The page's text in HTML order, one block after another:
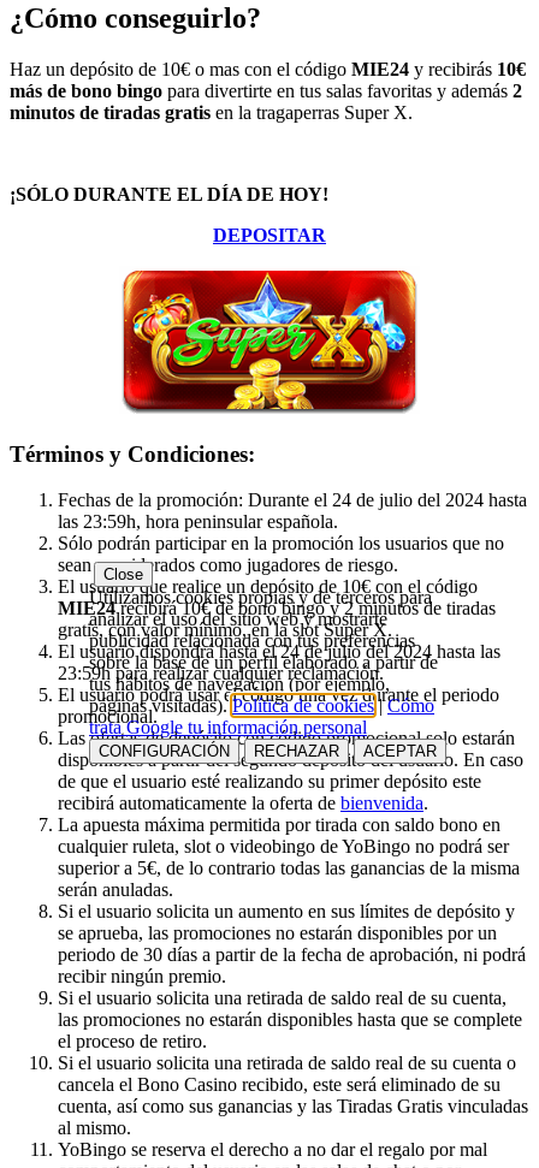
¿Cómo conseguirlo?
Haz un depósito de 10€ o mas con el código MIE24 y recibirás 10€
más de bono bingo para divertirte en tus salas favoritas y además 2
minutos de tiradas gratis en la tragaperras Super X.
¡SÓLO DURANTE EL DÍA DE HOY!
DEPOSITAR
Términos y Condiciones:
Fechas de la promoción: Durante el 24 de julio del 2024 hasta
las 23:59h, hora peninsular española.
Sólo podrán participar en la promoción los usuarios que no
sean considerados como jugadores de riesgo.
El usuario que realice un depósito de 10€ con el código
MIE24recibirá 10€ de bono bingo y 2 minutos de tiradas
gratis, con valor mínimo, en la slot Super X.
El usuario dispondrá hasta el 24 de julio del 2024 hasta las
23:59h para realizar cualquier reclamación.
El usuario podrá usar el código una vez durante el periodo
promocional.
Las ofertas de depósito con código promocional solo estarán
disponibles a partir del segundo depósito del usuario. En caso
de que el usuario esté realizando su primer depósito este
recibirá automaticamente la oferta de bienvenida.
La apuesta máxima permitida por tirada con saldo bono en
cualquier ruleta, slot o videobingo de YoBingo no podrá ser
superior a 5€, de lo contrario todas las ganancias de la misma
serán anuladas.
Si el usuario solicita un aumento en sus límites de depósito y
se aprueba, las promociones no estarán disponibles por un
periodo de 30 días a partir de la fecha de aprobación, ni podrá
recibir ningún premio.
Si el usuario solicita una retirada de saldo real de su cuenta,
las promociones no estarán disponibles hasta que se complete
el proceso de retiro.
Si el usuario solicita una retirada de saldo real de su cuenta o
cancela el Bono Casino recibido, este será eliminado de su
cuenta, así como sus ganancias y las Tiradas Gratis vinculadas
al mismo.
YoBingo se reserva el derecho a no dar el regalo por mal
Close
Utilizamos cookies propias y de terceros para
analizar el uso del sitio web y mostrarte
publicidad relacionada con tus preferencias
sobre la base de un perfil elaborado a partir de
tus hábitos de navegación (por ejemplo,
páginas visitadas).Política de cookies|Cómo
trata Google tu información personal
CONFIGURACIÓN RECHAZAR ACEPTAR